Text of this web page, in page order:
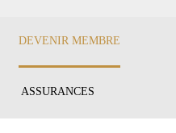
DEVENIR MEMBRE
ASSURANCES